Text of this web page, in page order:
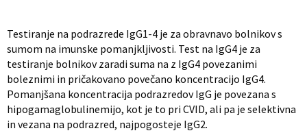
Testiranje na podrazrede IgG1-4 je za obravnavo bolnikov s
sumom na imunske pomanjkljivosti. Test na IgG4 je za
testiranje bolnikov zaradi suma na z IgG4 povezanimi
boleznimi in pričakovano povečano koncentracijo IgG4.
Pomanjšana koncentracija podrazredov IgG je povezana s
hipogamaglobulinemijo, kot je to pri CVID, ali pa je selektivna
in vezana na podrazred, najpogosteje IgG2.